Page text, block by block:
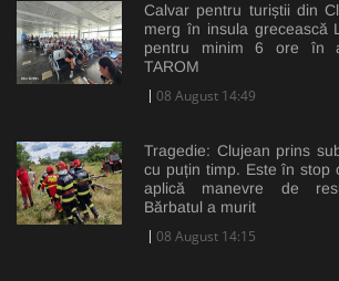
Calvar pentru turiștii din
merg în insula grecească
pentru minim 6 ore în
TAROM
08 August 14:49
Tragedie: Clujean prins
cu puțin timp. Este în stop
aplică manevre de
Bărbatul a murit
08 August 14:15